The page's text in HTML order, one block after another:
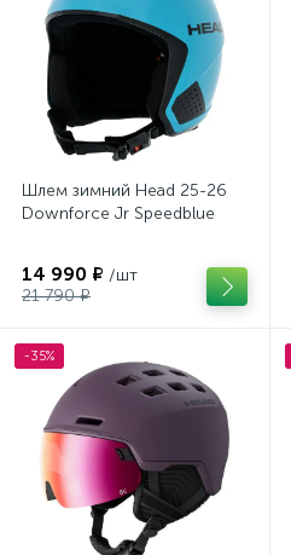
Шлем зимний Head 25-26
Downforce Jr Speedblue
14 990 ₽ /шт
21 790 ₽
-35%